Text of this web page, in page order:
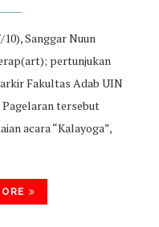
Sanggar Nuun
pertunjukan
Fakultas Adab UIN
Pagelaran tersebut
acara “Kalayoga”,